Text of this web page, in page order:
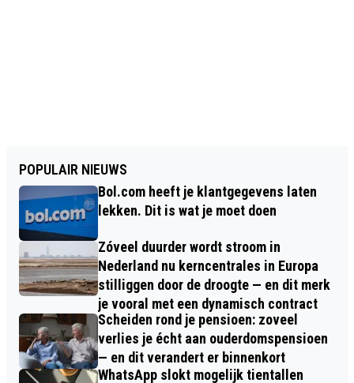
POPULAIR NIEUWS
Bol.com heeft je klantgegevens laten
lekken. Dit is wat je moet doen
Zóveel duurder wordt stroom in
Nederland nu kerncentrales in Europa
stilliggen door de droogte — en dit merk
je vooral met een dynamisch contract
Scheiden rond je pensioen: zoveel
verlies je écht aan ouderdomspensioen
— en dit verandert er binnenkort
WhatsApp slokt mogelijk tientallen